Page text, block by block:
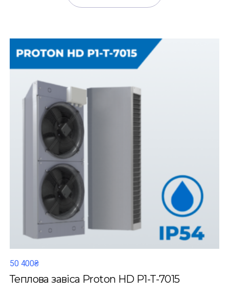
50 400₴
Теплова завіса Proton HD P1-T-7015